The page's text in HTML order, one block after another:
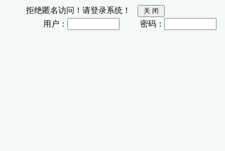
拒绝匿名访问！请登录系统！
用户：
密码：